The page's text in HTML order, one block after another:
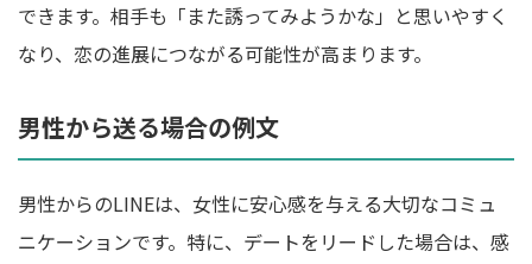
できます。相手も「また誘ってみようかな」と思いやすく
なり、恋の進展につながる可能性が高まります。
男性から送る場合の例文
男性からのLINEは、女性に安心感を与える大切なコミュ
ニケーションです。特に、デートをリードした場合は、感